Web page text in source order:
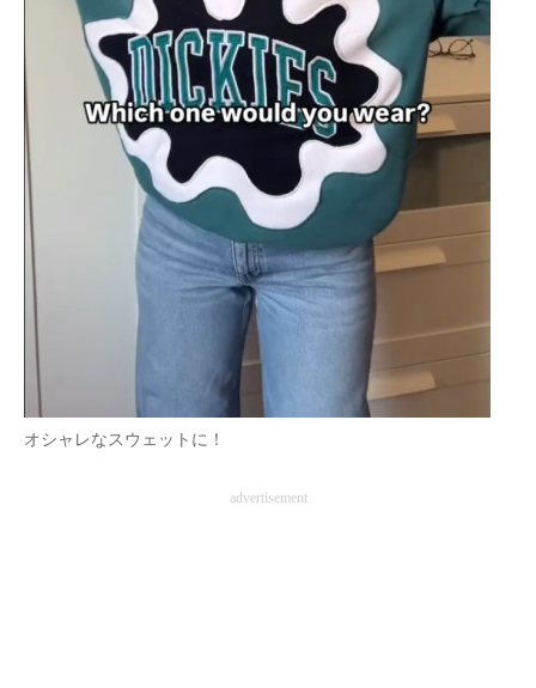
オシャレなスウェットに！
advertisement